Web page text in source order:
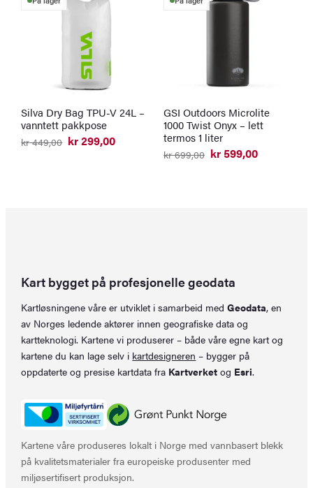
Silva Dry Bag TPU-V 24L –
vanntett pakkpose
kr449,00
Opprinnelig
kr299,00
Nåværende
GSI Outdoors Microlite
1000 Twist Onyx – lett
termos 1 liter
kr699,00
Opprinnelig
kr599,00
Nåværende
Kart bygget på profesjonelle geodata
Kartløsningene våre er utviklet i samarbeid medGeodata, en
av Norges ledende aktører innen geografiske data og
kartteknologi. Kartene vi produserer – både våre egne kart og
kartene du kan lage selv i kartdesigneren – bygger på
oppdaterte og presise kartdata fra Kartverket og Esri.
Kartene våre produseres lokalt i Norge med vannbasert blekk
på kvalitetsmaterialer fra europeiske produsenter med
miljøsertifisert produksjon.